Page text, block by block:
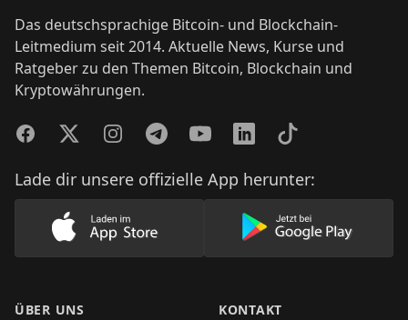
Das deutschsprachige Bitcoin- und Blockchain-
Leitmedium seit 2014. Aktuelle News, Kurse und
Ratgeber zu den Themen Bitcoin, Blockchain und
Kryptowährungen.
FacebookTwitterInstagramTelegramYouTubeLinkedInTikTok
Lade dir unsere offizielle App herunter:
Lade unsere App im AppStore herunter
Lade unsere
ÜBER UNS KONTAKT